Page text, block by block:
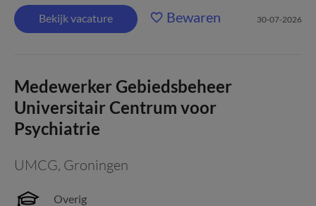
Bekijk vacature Bewaren 30-07-2026
Medewerker Gebiedsbeheer
Universitair Centrum voor
Psychiatrie
UMCG, Groningen
Overig